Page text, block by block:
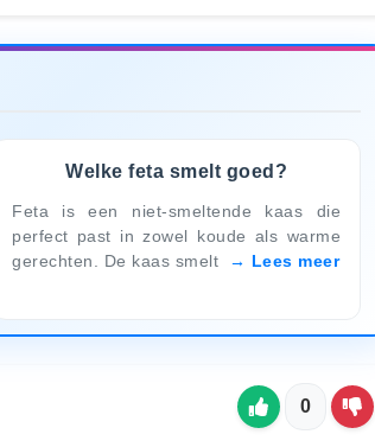
Welke feta smelt goed?
Feta is een niet-smeltende kaas die
perfect past in zowel koude als warme
gerechten. De kaas smelt
Lees meer
0